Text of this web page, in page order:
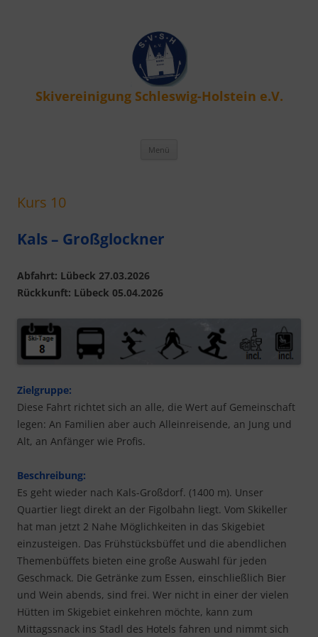
Skivereinigung Schleswig-Holstein e.V.
Menü
Kurs 10
Kals – Großglockner
Abfahrt: Lübeck 27.03.2026
Rückkunft: Lübeck 05.04.2026
Zielgruppe:
Diese Fahrt richtet sich an alle, die Wert auf Gemeinschaft
legen: An Familien aber auch Alleinreisende, an Jung und
Alt, an Anfänger wie Profis.
Beschreibung:
Es geht wieder nach Kals-Großdorf. (1400 m). Unser
Quartier liegt direkt an der Figolbahn liegt. Vom Skikeller
hat man jetzt 2 Nahe Möglichkeiten in das Skigebiet
einzusteigen. Das Frühstücksbüffet und die abendlichen
Themenbüffets bieten eine große Auswahl für jeden
Geschmack. Die Getränke zum Essen, einschließlich Bier
und Wein abends, sind frei. Wer nicht in einer der vielen
Hütten im Skigebiet einkehren möchte, kann zum
Mittagssnack ins Stadl des Hotels fahren und nimmt sich